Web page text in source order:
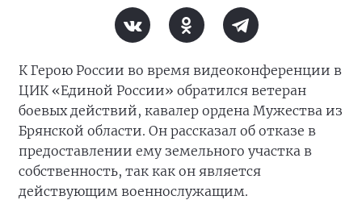
К Герою России во время видеоконференции в
ЦИК «Единой России» обратился ветеран
боевых действий, кавалер ордена Мужества из
Брянской области. Он рассказал об отказе в
предоставлении ему земельного участка в
собственность, так как он является
действующим военнослужащим.